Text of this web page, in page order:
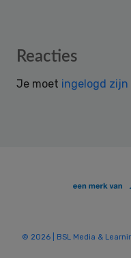
Reader
Reacties
Je moet ingelogd zijn
© 2026 | BSL Media &